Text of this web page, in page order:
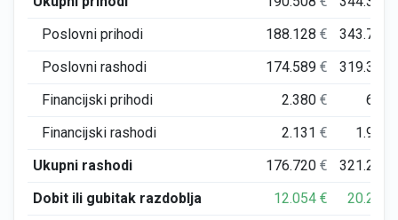
Poslovni prihodi
188.128€ 343.710
Poslovni rashodi
174.589€ 319.348
Financijski prihodi
2.380€ 622
Financijski rashodi
2.131€ 1.908
Ukupni rashodi
176.720€ 321.256
Dobit ili gubitak razdoblja
12.054€ 20.250